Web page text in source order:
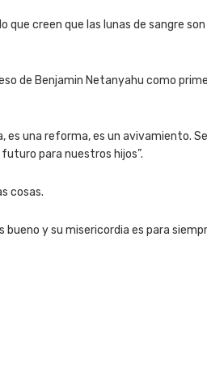
que creen que las lunas de sangre
de Benjamin Netanyahu como
es una reforma, es un avivamiento.
para nuestros hijos”.
cosas.
y su misericordia es para